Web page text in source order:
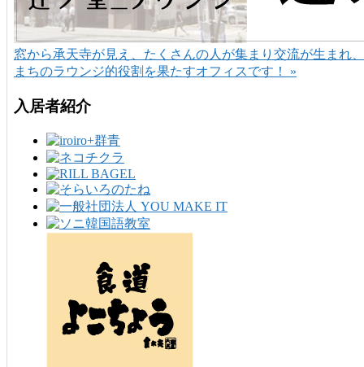
窓から承天寺が見え、たくさんの人が集まり交流が生まれ、
まちのラウンジ的役割を果たすオフィスです！ »
入居者紹介